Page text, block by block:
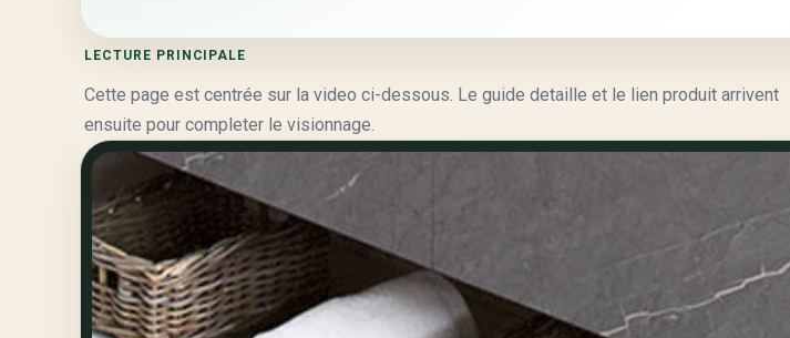
LECTURE PRINCIPALE
Cette page est centrée sur la video ci-dessous. Le guide detaille et le lien produit arrivent
ensuite pour completer le visionnage.